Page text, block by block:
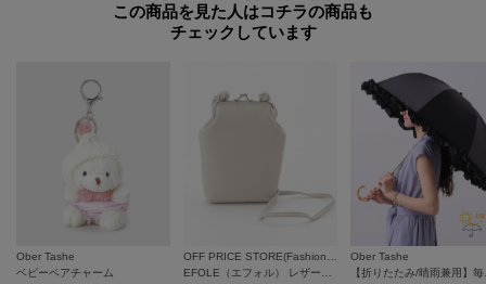
この商品を見た人はコチラの商品も
チェックしています
Ober Tashe
ベビーベアチャーム
OFF PRICE STORE(Fashion Goods)
EFOLE（エフォル） レザー調 がま口 ミニ ショルダー バッグ
Ober Tashe
【折り